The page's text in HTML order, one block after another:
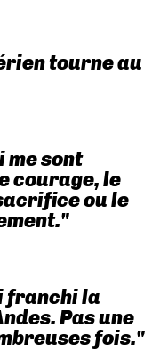
tourne au
me sont
courage, le
ou le
franchi la
Pas une
fois."